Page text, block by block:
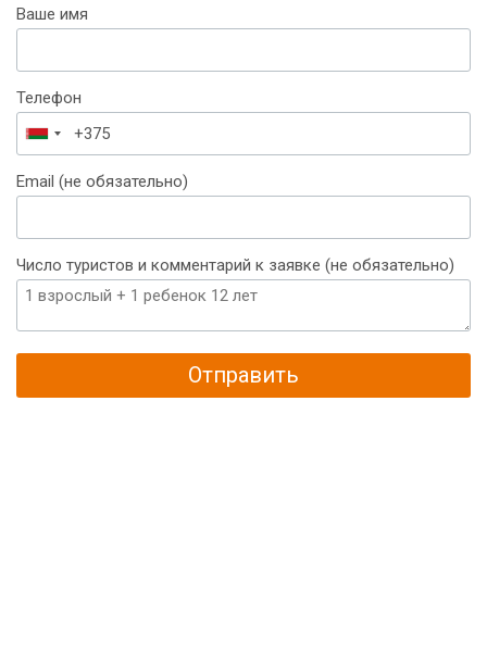
Ваше имя
Телефон
Беларусь
+375
Email (не обязательно)
Число туристов и комментарий к заявке (не обязательно)
Отправить